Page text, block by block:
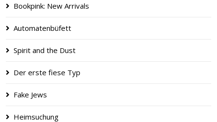
Bookpink: New Arrivals
Automatenbüfett
Spirit and the Dust
Der erste fiese Typ
Fake Jews
Heimsuchung